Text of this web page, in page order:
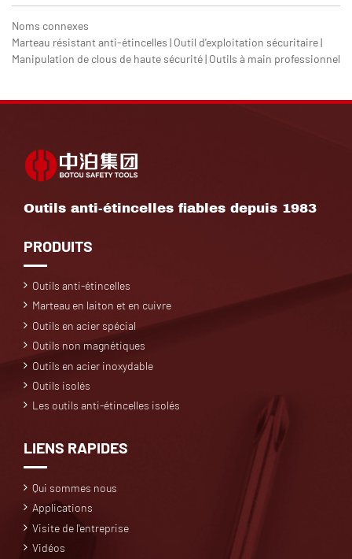
Noms connexes
Marteau résistant anti-étincelles | Outil d'exploitation sécuritaire |
Manipulation de clous de haute sécurité | Outils à main professionnel
Outils anti-étincelles fiables depuis 1983
PRODUITS
Outils anti-étincelles
Marteau en laiton et en cuivre
Outils en acier spécial
Outils non magnétiques
Outils en acier inoxydable
Outils isolés
Les outils anti-étincelles isolés
LIENS RAPIDES
Qui sommes nous
Applications
Visite de l'entreprise
Vidéos